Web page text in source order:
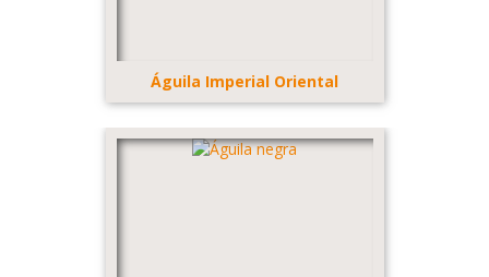
Águila Imperial Oriental